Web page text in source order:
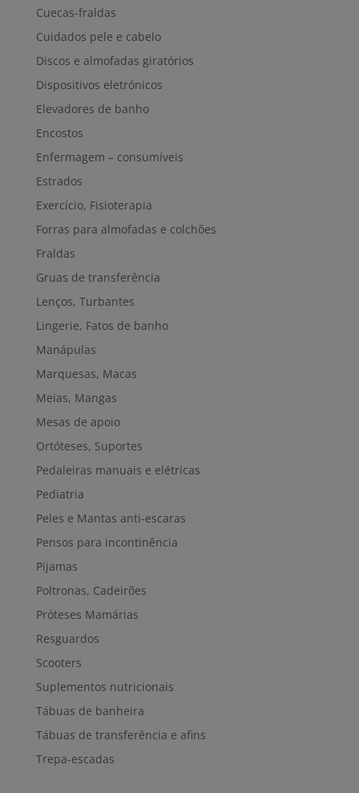
Cuecas-fraldas
Cuidados pele e cabelo
Discos e almofadas giratórios
Dispositivos eletrónicos
Elevadores de banho
Encostos
Enfermagem – consumíveis
Estrados
Exercício, Fisioterapia
Forras para almofadas e colchões
Fraldas
Gruas de transferência
Lenços, Turbantes
Lingerie, Fatos de banho
Manápulas
Marquesas, Macas
Meias, Mangas
Mesas de apoio
Ortóteses, Suportes
Pedaleiras manuais e elétricas
Pediatria
Peles e Mantas anti-escaras
Pensos para incontinência
Pijamas
Poltronas, Cadeirões
Próteses Mamárias
Resguardos
Scooters
Suplementos nutricionais
Tábuas de banheira
Tábuas de transferência e afins
Trepa-escadas